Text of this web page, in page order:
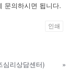
문의하시면 됩니다.
인쇄
심리상담센터)
»